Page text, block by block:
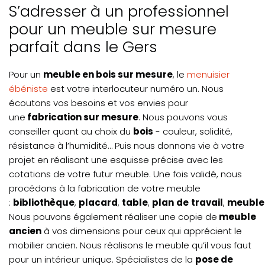
S’adresser à un professionnel
pour un meuble sur mesure
parfait dans le Gers
Pour un meuble en bois sur mesure, le menuisier
ébéniste est votre interlocuteur numéro un. Nous
écoutons vos besoins et vos envies pour
une fabrication sur mesure. Nous pouvons vous
conseiller quant au choix du bois - couleur, solidité,
résistance à l’humidité… Puis nous donnons vie à votre
projet en réalisant une esquisse précise avec les
cotations de votre futur meuble. Une fois validé, nous
procédons à la fabrication de votre meuble
: bibliothèque, placard, table, plan de travail,
Nous pouvons également réaliser une copie de meuble
ancien à vos dimensions pour ceux qui apprécient le
mobilier ancien. Nous réalisons le meuble qu’il vous faut
pour un intérieur unique. Spécialistes de la pose de